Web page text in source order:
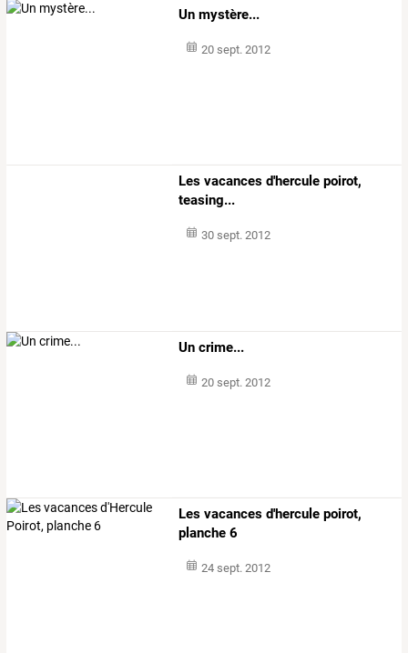
Un mystère...
20 sept. 2012
Les vacances d'hercule poirot,
teasing...
30 sept. 2012
Un crime...
20 sept. 2012
Les vacances d'hercule poirot,
planche 6
24 sept. 2012